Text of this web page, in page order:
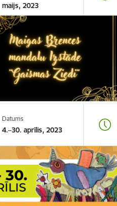
maijs, 2023
Datums
4.–30. aprīlis, 2023